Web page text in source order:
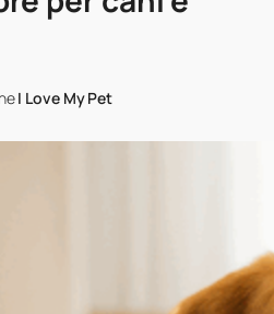
I Love My Pet